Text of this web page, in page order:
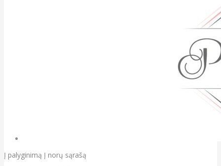
Į palyginimą Į norų sąrašą